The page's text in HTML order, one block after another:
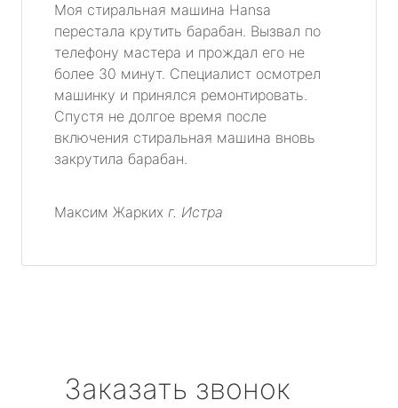
Моя стиральная машина Hansa
перестала крутить барабан. Вызвал по
телефону мастера и прождал его не
более 30 минут. Специалист осмотрел
машинку и принялся ремонтировать.
Спустя не долгое время после
включения стиральная машина вновь
закрутила барабан.
Максим Жарких г. Истра
Заказать звонок